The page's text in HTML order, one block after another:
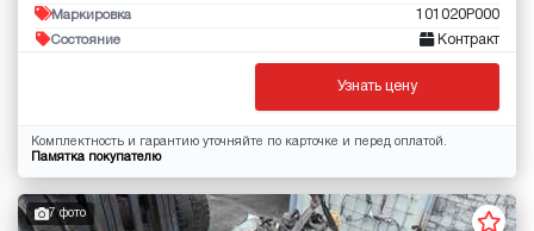
Маркировка 101020P000
Состояние Контракт
Узнать цену
Комплектность и гарантию уточняйте по карточке и перед оплатой.
Памятка покупателю
7 фото